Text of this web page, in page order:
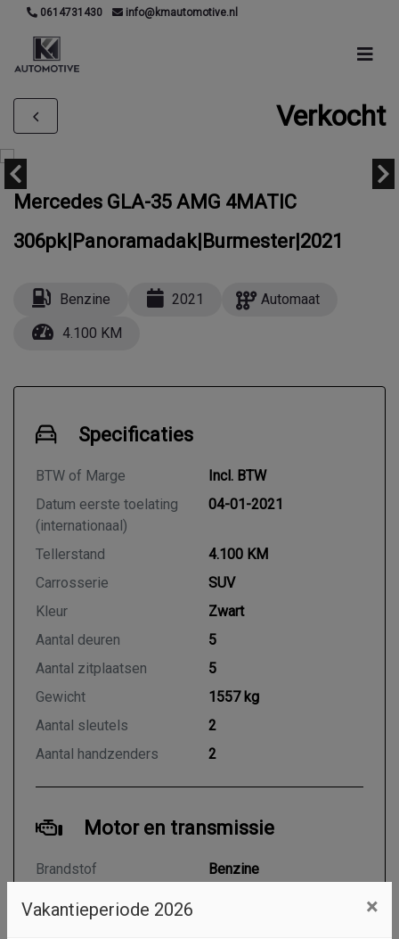
0614731430 info@kmautomotive.nl
Verkocht
Mercedes GLA-35 AMG 4MATIC
306pk|Panoramadak|Burmester|2021
Benzine 2021
Automaat
4.100 KM
Specificaties
BTW of Marge
Incl. BTW
Datum eerste toelating
(internationaal)
04-01-2021
Tellerstand
4.100 KM
Carrosserie
SUV
Kleur
Zwart
Aantal deuren
5
Aantal zitplaatsen
5
Gewicht
1557 kg
Aantal sleutels
2
Aantal handzenders
2
Motor en transmissie
Brandstof
Benzine
Vakantieperiode 2026 ×